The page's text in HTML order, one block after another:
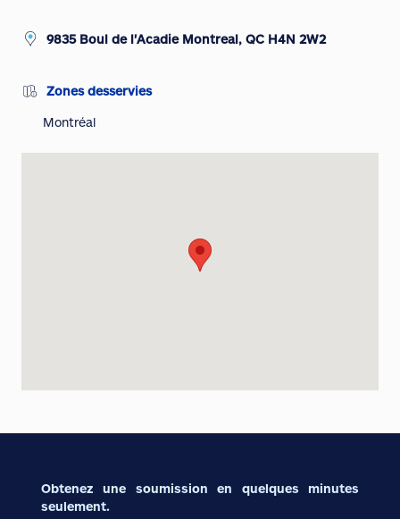
9835 Boul de l'Acadie Montreal, QC H4N 2W2
Zones desservies
Montréal
Obtenez une soumission en quelques minutes
seulement.